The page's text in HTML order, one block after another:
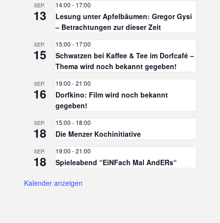
SEP.
13
14:00 - 17:00
Lesung unter Apfelbäumen: Gregor Gysi
– Betrachtungen zur dieser Zeit
SEP.
15
15:00 - 17:00
Schwatzen bei Kaffee & Tee im Dorfcafé –
Thema wird noch bekannt gegeben!
SEP.
16
19:00 -21:00
Dorfkino: Film wird noch bekannt
gegeben!
SEP.
18
15:00 - 18:00
Die Menzer Kochinitiative
SEP.
18
19:00 -21:00
Spieleabend “EiNFach Mal AndERs“
Kalender anzeigen